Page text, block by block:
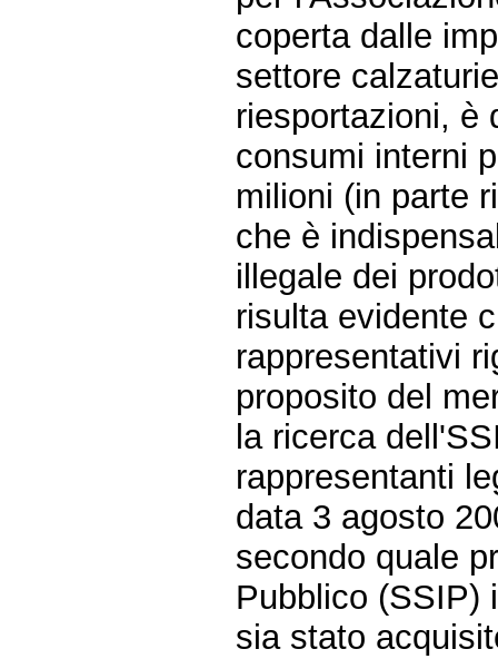
coperta dalle
settore
riesportazioni, è
consumi interni
milioni (in parte
che è
illegale dei
risulta evidente
rappresentativi
proposito del
la ricerca
rappresentanti
data 3 agosto
secondo quale
Pubblico (SSIP)
sia stato